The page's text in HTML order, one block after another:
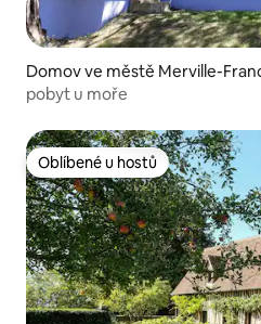
Domov ve městě Merville-
pobyt u moře
Oblíbené u hostů
Oblíbené u hostů